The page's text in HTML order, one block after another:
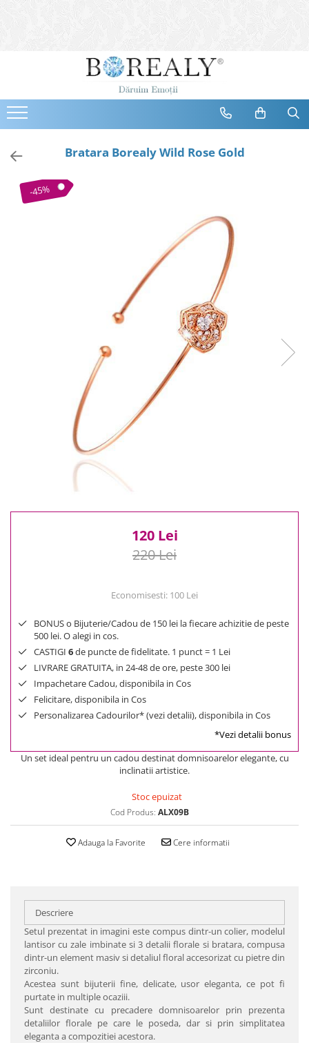
Bijuterii
Cercei
Bratari
Coliere
Brose
Tiare
0 Lei - 100 Lei
100 Lei - 200 Lei
200 Lei - 300 Lei
Bratara Borealy Wild Rose Gold
-45%
120 Lei
220 Lei
Economisesti: 100 Lei
BONUS o Bijuterie/Cadou de 150 lei la fiecare achizitie de peste
500 lei. O alegi in cos.
CASTIGI 6de puncte de fidelitate. 1 punct = 1 Lei
LIVRARE GRATUITA, in 24-48 de ore, peste 300 lei
Impachetare Cadou, disponibila in Cos
Felicitare, disponibila in Cos
Personalizarea Cadourilor* (vezi detalii), disponibila in Cos
*Vezi detalii bonus
Un set ideal pentru un cadou destinat domnisoarelor elegante, cu
inclinatii artistice.
Stoc epuizat
Cod Produs: ALX09B
Adauga la Favorite Cere informatii
Descriere
Setul prezentat in imagini este compus dintr-un colier, modelul
lantisor cu zale imbinate si 3 detalii florale si bratara, compusa
dintr-un element masiv si detaliul floral accesorizat cu pietre din
zirconiu.
Acestea sunt bijuterii fine, delicate, usor eleganta, ce pot fi
purtate in multiple ocaziii.
Sunt destinate cu precadere domnisoarelor prin prezenta
detaliilor florale pe care le poseda, dar si prin simplitatea
eleganta a compozitiei acestora.